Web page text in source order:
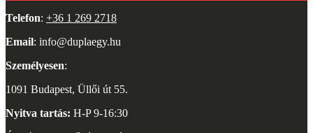
Telefon: +36 1 269 2718
Email: info@duplaegy.hu
Személyesen:
1091 Budapest, Üllői út 55.
Nyitva tartás: H-P 9-16:30